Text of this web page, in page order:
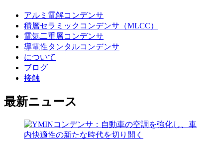
アルミ電解コンデンサ
積層セラミックコンデンサ（MLCC）
電気二重層コンデンサ
導電性タンタルコンデンサ
について
ブログ
接触
最新ニュース